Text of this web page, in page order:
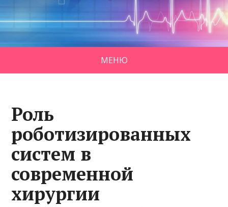
МЕНЮ
Роль
роботизированных
систем в
современной
хирургии